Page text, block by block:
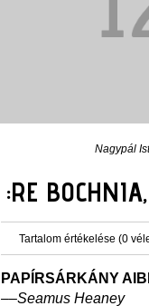
Nagypál
:RE
Tartalom értékelése (0
PAPÍRSÁRKÁNY
––Seamus Heaney